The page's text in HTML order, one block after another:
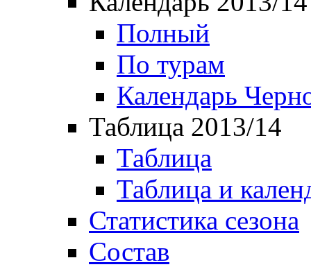
Полный
По турам
Календарь
Таблица 2013/14
Таблица
Таблица и
Статистика сезона
Состав